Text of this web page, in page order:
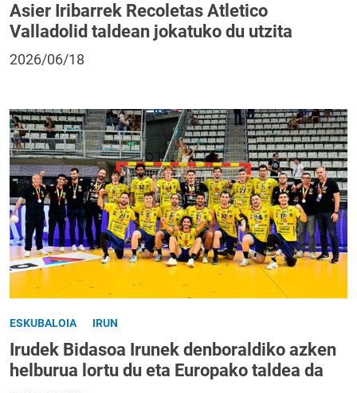
Asier Iribarrek Recoletas Atletico
Valladolid taldean jokatuko du utzita
2026/06/18
ESKUBALOIA IRUN
Irudek Bidasoa Irunek denboraldiko azken
helburua lortu du eta Europako taldea da